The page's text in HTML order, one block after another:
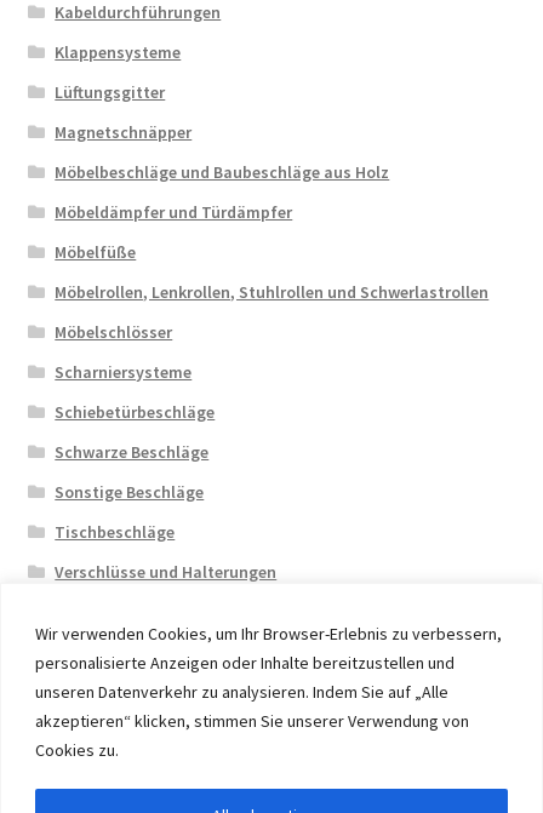
Wir verwenden Cookies, um Ihr Browser-Erlebnis zu verbessern,
personalisierte Anzeigen oder Inhalte bereitzustellen und
unseren Datenverkehr zu analysieren. Indem Sie auf „Alle
akzeptieren“ klicken, stimmen Sie unserer Verwendung von
Cookies zu.
Kabeldurchführungen
Klappensysteme
Lüftungsgitter
Magnetschnäpper
Möbelbeschläge und Baubeschläge aus Holz
Möbeldämpfer und Türdämpfer
Möbelfüße
Möbelrollen, Lenkrollen, Stuhlrollen und Schwerlastrollen
Möbelschlösser
Scharniersysteme
Schiebetürbeschläge
Schwarze Beschläge
Sonstige Beschläge
Tischbeschläge
Verschlüsse und Halterungen
© 2026 Eruon Trade UG, Germany, member of the ERUON